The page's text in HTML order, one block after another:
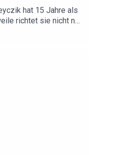
hat 15 Jahre als
richtet sie nicht nur
von
✨ warum
spüren, dass mehr in